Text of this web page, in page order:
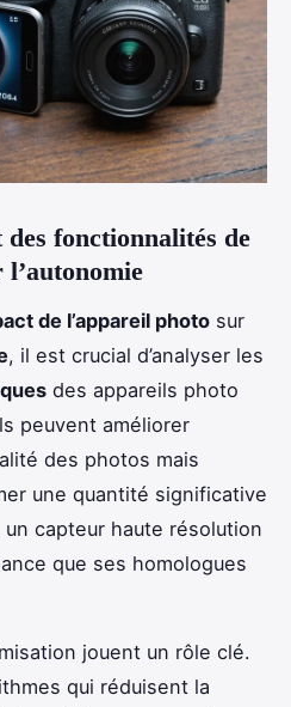
des fonctionnalités de
de l’appareil photo sur
, il est crucial d’analyser les
des appareils photo
peuvent améliorer
des photos mais
une quantité significative
un capteur haute résolution
que ses homologues
jouent un rôle clé.
qui réduisent la